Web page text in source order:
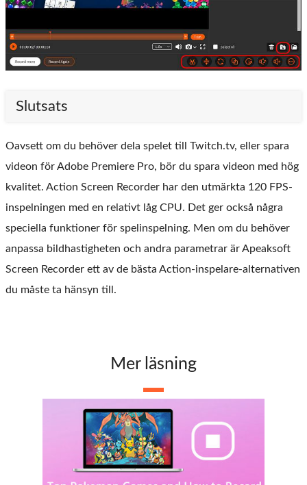
Slutsats
Oavsett om du behöver dela spelet till Twitch.tv, eller spara
videon för Adobe Premiere Pro, bör du spara videon med hög
kvalitet. Action Screen Recorder har den utmärkta 120 FPS-
inspelningen med en relativt låg CPU. Det ger också några
speciella funktioner för spelinspelning. Men om du behöver
anpassa bildhastigheten och andra parametrar är Apeaksoft
Screen Recorder ett av de bästa Action-inspelare-alternativen
du måste ta hänsyn till.
Mer läsning